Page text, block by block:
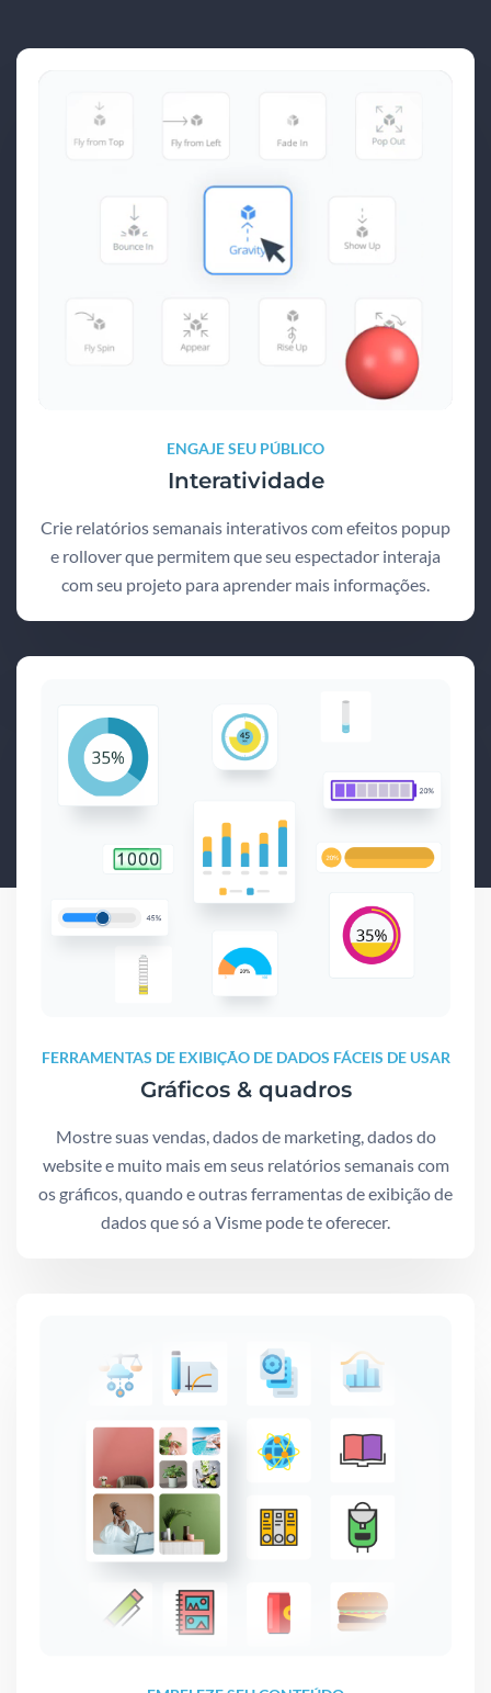
ENGAJE SEU PÚBLICO
Interatividade
Crie relatórios semanais interativos com efeitos popup
e rollover que permitem que seu espectador interaja
com seu projeto para aprender mais informações.
FERRAMENTAS DE EXIBIÇÃO DE DADOS FÁCEIS DE USAR
Gráficos & quadros
Mostre suas vendas, dados de marketing, dados do
website e muito mais em seus relatórios semanais com
os gráficos, quando e outras ferramentas de exibição de
dados que só a Visme pode te oferecer.